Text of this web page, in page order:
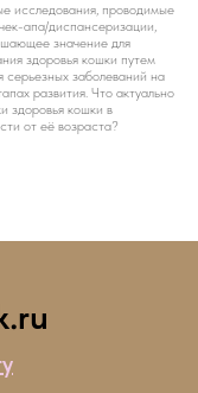
исследования, проводимые
апа/диспансеризации,
значение для
здоровья кошки путем
серьезных заболеваний на
развития. Что актуально
здоровья кошки в
от её возраста?